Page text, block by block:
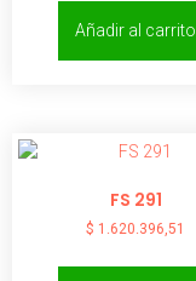
Añadir al carrito
FS 291
$ 1.620.396,51